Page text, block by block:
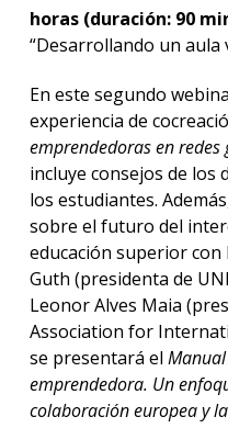
horas (duración: 90
“Desarrollando un
En este segundo
experiencia de
emprendedoras en
incluye consejos de los
los estudiantes.
sobre el futuro del
educación superior con
Guth (presidenta de
Leonor Alves Maia
Association for
se presentará el
emprendedora. Un
colaboración europea y